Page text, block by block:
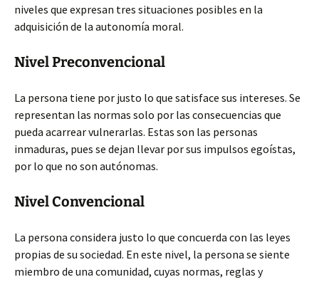
niveles que expresan tres situaciones posibles en la
adquisición de la autonomía moral.
Nivel Preconvencional
La persona tiene por justo lo que satisface sus intereses. Se
representan las normas solo por las consecuencias que
pueda acarrear vulnerarlas. Estas son las personas
inmaduras, pues se dejan llevar por sus impulsos egoístas,
por lo que no son autónomas.
Nivel Convencional
La persona considera justo lo que concuerda con las leyes
propias de su sociedad. En este nivel, la persona se siente
miembro de una comunidad, cuyas normas, reglas y